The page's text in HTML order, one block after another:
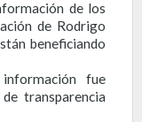
de los
de Rodrigo
beneficiando
fue
transparencia